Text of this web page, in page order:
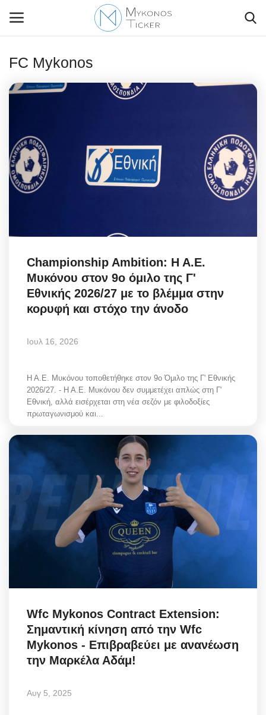
Contact Us
Business
Travel
Greece
Entertainment
Arts & Culture
Mykonos Ticker TV
Sustainability
Science & Tech
Σεβασμιώτατος Δωρόθεος Β’
Cost Of Living Crisis
FC Mykonos
Championship Ambition: Η Α.Ε.
Μυκόνου στον 9ο όμιλο της Γ'
Εθνικής 2026/27 με το βλέμμα στην
κορυφή και στόχο την άνοδο
Ιουλ 16, 2026
Η Α.Ε. Μυκόνου τοποθετήθηκε στον 9ο Όμιλο της Γ' Εθνικής
2026/27. - Η Α.Ε. Μυκόνου δεν συμμετέχει απλώς στη Γ'
Εθνική, αλλά εισέρχεται στη νέα σεζόν με φιλοδοξίες
πρωταγωνισμού και...
Wfc Mykonos Contract Extension:
Σημαντική κίνηση από την Wfc
Mykonos - Επιβραβεύει με ανανέωση
την Μαρκέλα Αδάμ!
Αυγ 5, 2025